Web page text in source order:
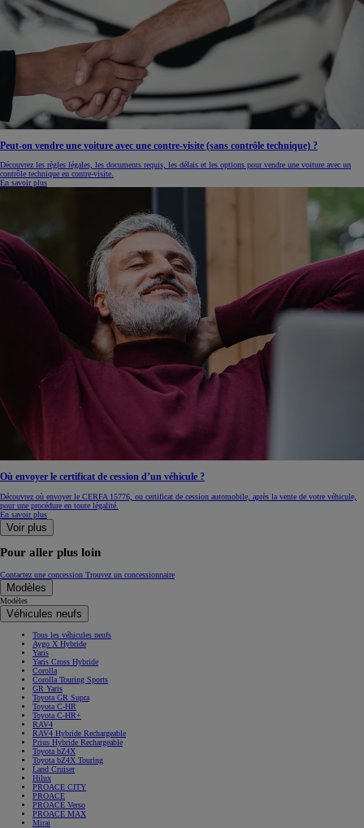
Peut-on vendre une voiture avec une contre-visite (sans contrôle technique) ?
Découvrez les règles légales, les documents requis, les délais et les options pour vendre une voiture avec un
contrôle technique en contre-visite.
En savoir plus
Où envoyer le certificat de cession d’un véhicule ?
Découvrez où envoyer le CERFA 15776, ou certificat de cession automobile, après la vente de votre véhicule,
pour une procédure en toute légalité.
En savoir plus
Voir plus
Pour aller plus loin
Contactez une concession Trouvez un concessionnaire
Modèles
Modèles
Véhicules neufs
Tous les véhicules neufs
Aygo X Hybride
Yaris
Yaris Cross Hybride
Corolla
Corolla Touring Sports
GR Yaris
Toyota GR Supra
Toyota C-HR
Toyota C-HR+
RAV4
RAV4 Hybride Rechargeable
Prius Hybride Rechargeable
Toyota bZ4X
Toyota bZ4X Touring
Land Cruiser
Hilux
PROACE CITY
PROACE
PROACE Verso
PROACE MAX
Mirai